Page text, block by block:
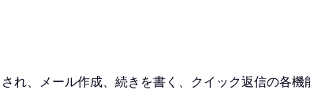
れ、メール作成、続きを書く、クイック返信の各